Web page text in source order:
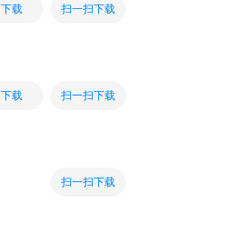
下载 扫一扫下载
下载 扫一扫下载
扫一扫下载